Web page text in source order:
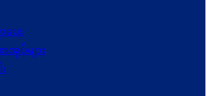
ေး
အုပ်များ